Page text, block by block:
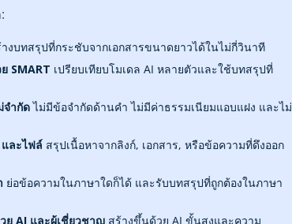
งบทสรุปที่กระชับจากเอกสารขนาดยาวได้ในไม่กี่วินาที
SMART เปรียบเทียบโมเดล AI หลายตัวและใช้บทสรุปที่
จำกัดไม่มีข้อจำกัดด้านคำ ไม่มีค่าธรรมเนียมแอบแฝง และไม่
และไฟล์ สรุปเนื้อหาจากลิงก์, เอกสาร, หรือข้อความที่ดึงออก
ย่อข้อความในภาษาใดก็ได้ และรับบทสรุปที่ถูกต้องในภาษา
ย AI และผู้เชี่ยวชาญ สร้างขึ้นด้วย AI ขั้นสูงและความ